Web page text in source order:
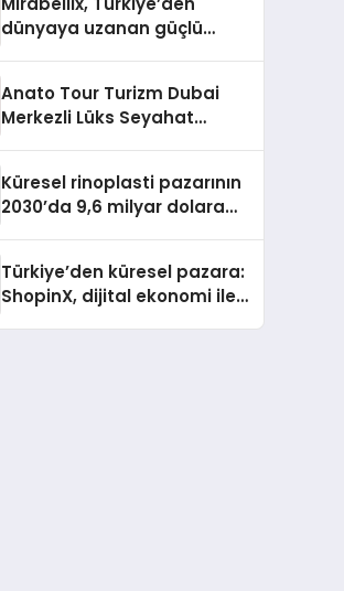
dünyaya uzanan güçlü
Anato Tour Turizm Dubai
Merkezli Lüks Seyahat
Küresel rinoplasti pazarının
2030’da 9,6 milyar dolara
Türkiye’den küresel pazara:
ShopinX, dijital ekonomi ile